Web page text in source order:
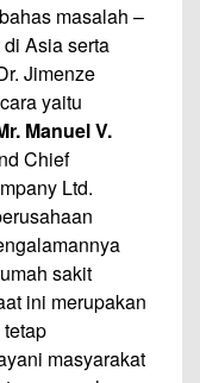
masalah –
Asia serta
Jimenze
yaitu
Manuel V.
Chief
Ltd.
sakit
ini merupakan
masyarakat